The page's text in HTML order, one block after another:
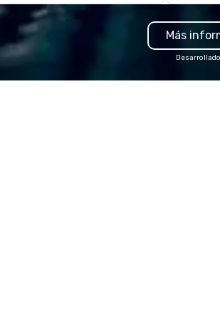
and fully branded corporate
solutions. Our team supports
turnarounds, small or large
and decorated items
your logo. Whether you need
gifts, premium
and
event
but
Más